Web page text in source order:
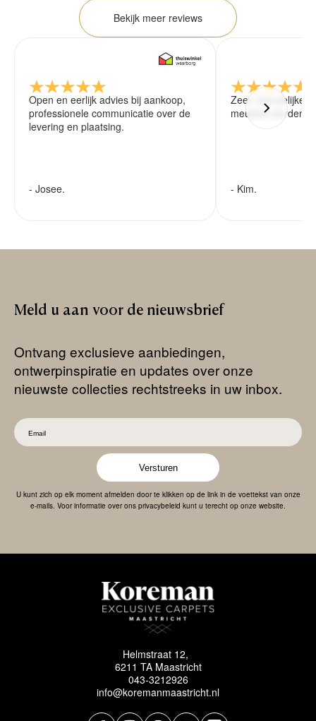
Bekijk meer reviews
Open en eerlijk advies bij aankoop,
professionele communicatie over de
levering en plaatsing.
- Josee.
Zeer vriendelijke
meubels worden
- Kim.
Meld u aan voor de nieuwsbrief
Ontvang exclusieve aanbiedingen,
ontwerpinspiratie en updates over onze
nieuwste collecties rechtstreeks in uw inbox.
Versturen
U kunt zich op elk moment afmelden door te klikken op de link in de voettekst van onze
e-mails. Voor informatie over ons privacybeleid kunt u terecht op onze website.
Helmstraat 12,
6211 TA Maastricht
043-3212926
info@koremanmaastricht.nl